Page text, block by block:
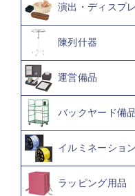
演出・ディスプ
陳列什器
運営備品
バックヤード備品
イルミネーション
ラッピング用品